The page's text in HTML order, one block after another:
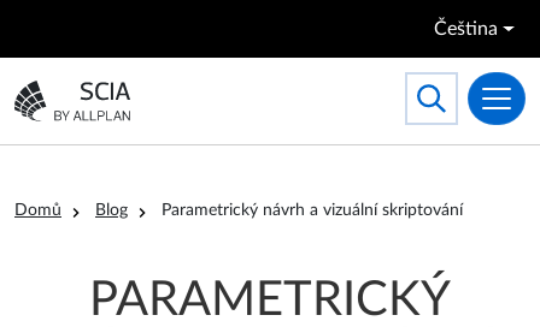
Čeština
Přejít na domovskou stránku
Toggle
Search
Drobečková navigace
Domů Blog Parametrický návrh a vizuální skriptování
PARAMETRICKÝ